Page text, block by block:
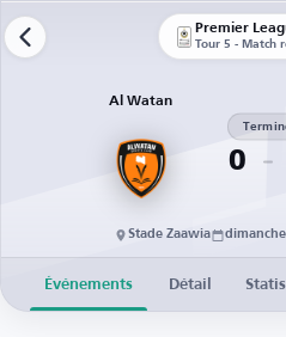
Tour 5 - Match
Al Watan
0
Stade Zaawia dimanche
Événements Détail